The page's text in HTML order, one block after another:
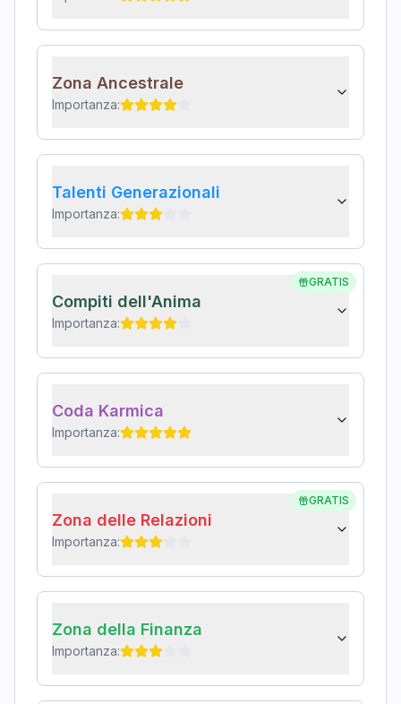
Zona Ancestrale
Importanza:
Talenti Generazionali
Importanza:
GRATIS
Compiti dell'Anima
Importanza:
Coda Karmica
Importanza:
GRATIS
Zona delle Relazioni
Importanza:
Zona della Finanza
Importanza: